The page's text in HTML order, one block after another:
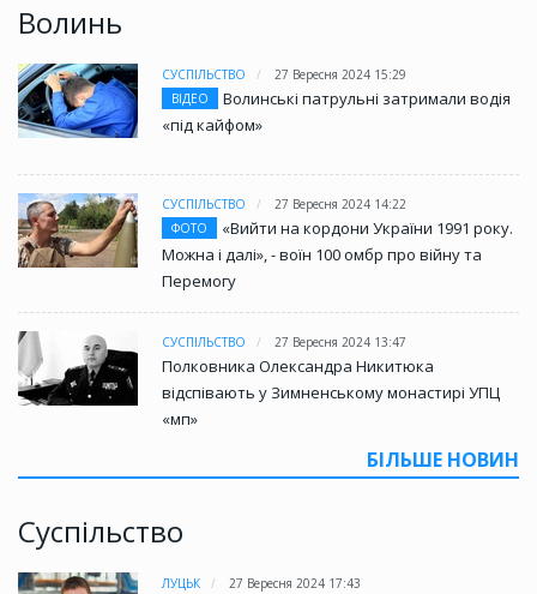
Волинь
СУСПІЛЬСТВО
27 Вересня 2024 15:29
ВІДЕО
Волинські патрульні затримали водія
«під кайфом»
СУСПІЛЬСТВО
27 Вересня 2024 14:22
ФОТО
«Вийти на кордони України 1991 року.
Можна і далі», - воїн 100 омбр про війну та
Перемогу
СУСПІЛЬСТВО 27 Вересня 2024 13:47
Полковника Олександра Никитюка
відспівають у Зимненському монастирі УПЦ
«мп»
БІЛЬШЕ НОВИН
Суспільство
ЛУЦЬК
27 Вересня 2024 17:43